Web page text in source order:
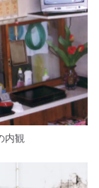
内観